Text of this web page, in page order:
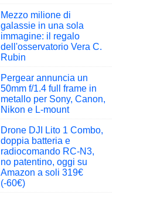
Mezzo milione di
galassie in una sola
immagine: il regalo
dell'osservatorio Vera C.
Rubin
Pergear annuncia un
50mm f/1.4 full frame in
metallo per Sony, Canon,
Nikon e L-mount
Drone DJI Lito 1 Combo,
doppia batteria e
radiocomando RC-N3,
no patentino, oggi su
Amazon a soli 319€
(-60€)